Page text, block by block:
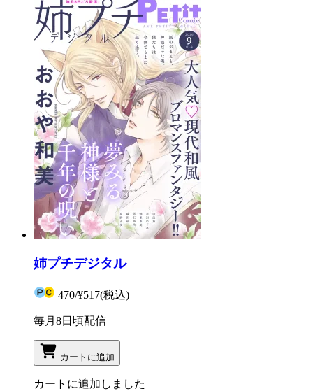
姉プチデジタル
470/¥517(税込)
毎月8日頃配信
カートに追加
カートに追加しました